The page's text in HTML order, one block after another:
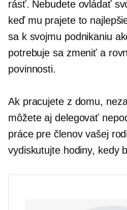
rásť. Nebudete ovládať
keď mu prajete to
sa k svojmu podnikaniu
potrebuje sa zmeniť a
povinnosti.
Ak pracujete z domu,
môžete aj delegovať
práce pre členov vašej
vydiskutujte hodiny, kedy